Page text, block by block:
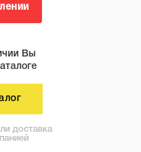
Вы
доставка